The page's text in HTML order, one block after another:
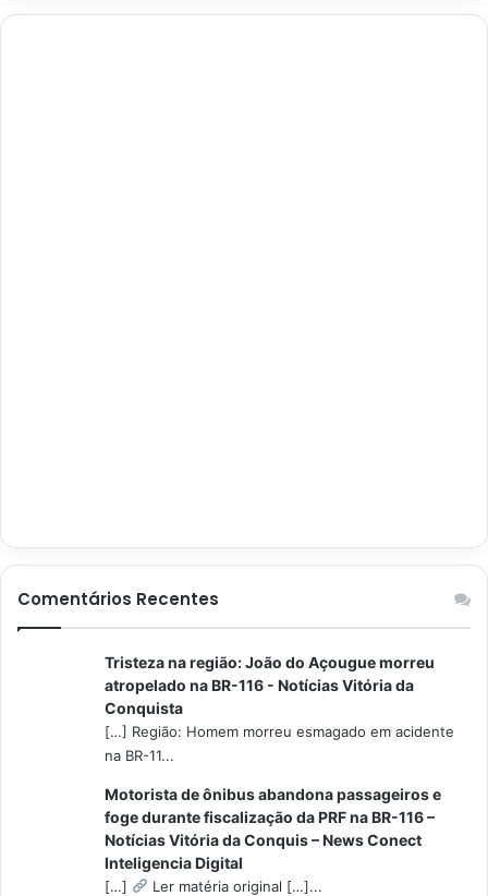
Comentários Recentes
Tristeza na região: João do Açougue morreu
atropelado na BR-116 - Notícias Vitória da
Conquista
[…] Região: Homem morreu esmagado em acidente
na BR-11...
Motorista de ônibus abandona passageiros e
foge durante fiscalização da PRF na BR-116 –
Notícias Vitória da Conquis – News Conect
Inteligencia Digital
[…] Ler matéria original […]...